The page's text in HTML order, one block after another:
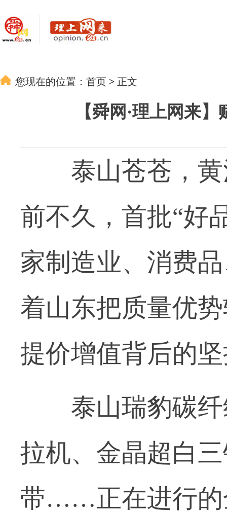
您现在的位置： 首页 > 正文
【舜网·理上网来
泰山苍苍，黄
前不久，首批“好
家制造业、消费
着山东把质量优
提价增值背后的
泰山瑞豹碳纤
拉机、金晶超白
带……正在进行的